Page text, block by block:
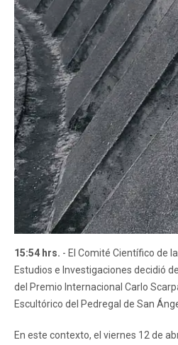
15:54 hrs. - El Comité Científico de
Estudios e Investigaciones decidió
del Premio Internacional Carlo
Escultórico del Pedregal de San
En este contexto, el viernes 12 de